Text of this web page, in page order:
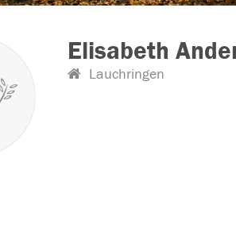
Elisabeth
Lauchringen